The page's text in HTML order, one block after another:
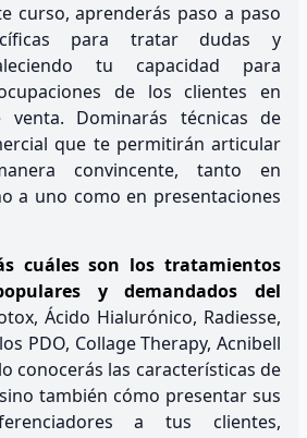
curso, aprenderás paso a paso
para tratar dudas y
tu capacidad para
de los clientes en
venta. Dominarás técnicas de
que te permitirán articular
convincente, tanto en
a uno como en presentaciones
cuáles son los tratamientos
y demandados del
Ácido Hialurónico, Radiesse,
PDO, Collage Therapy, Acnibell
conocerás las características de
también cómo presentar sus
a tus clientes,